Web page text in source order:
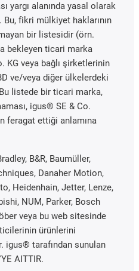
yargı alanında yasal olarak
Bu, fikri mülkiyet haklarının
bir listesidir (örn.
bekleyen ticari marka
KG veya bağlı şirketlerinin
ve/veya diğer ülkelerdeki
listede bir ticari marka,
igus® SE & Co.
feragat ettiği anlamına
B&R, Baumüller,
Danaher Motion,
Heidenhain, Jetter, Lenze,
NUM, Parker, Bosch
veya bu web sitesinde
ürünlerini
igus® tarafından sunulan
AITTIR.